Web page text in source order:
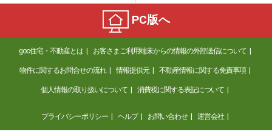
PC版へ
goo住宅・不動産とは お客さまご利用端末からの情報の外部送信について
物件に関するお問合せの流れ 情報提供元 不動産情報に関する免責事項
個人情報の取り扱いについて 消費税に関する表記について
プライバシーポリシー ヘルプ お問い合わせ 運営会社